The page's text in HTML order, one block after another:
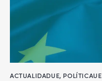
ACTUALIDADUE, POLÍTICAUE